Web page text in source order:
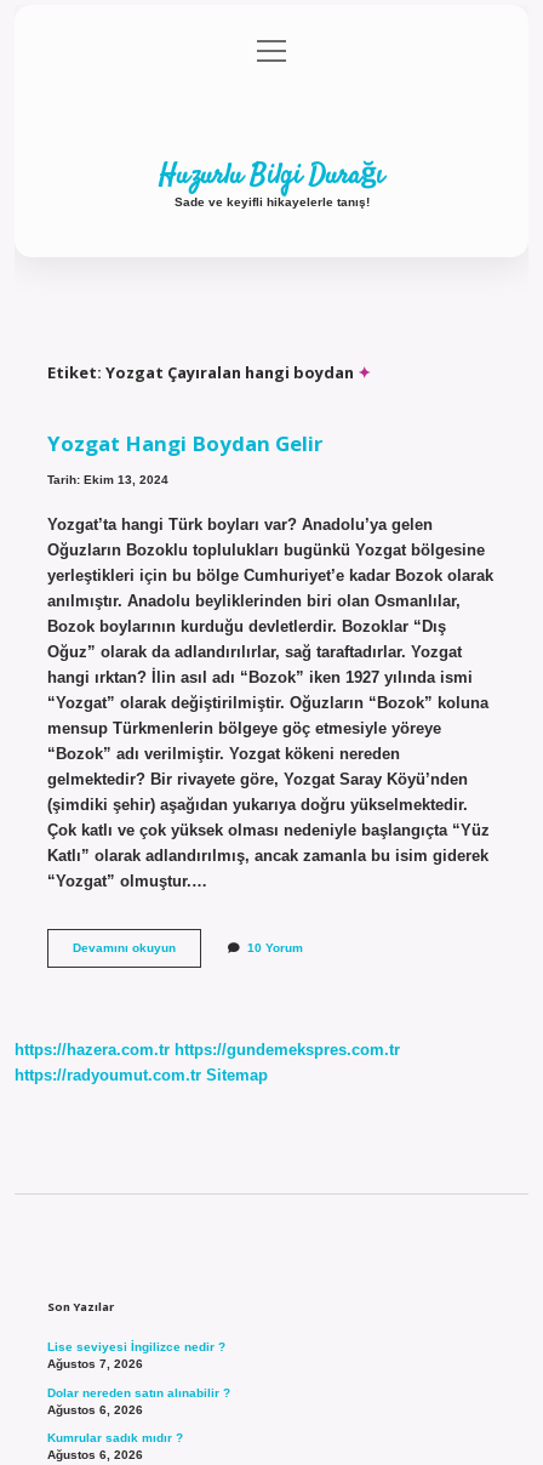
Gizlilik Politikası
menüyü
aç
Huzurlu Bilgi Durağı
Sade ve keyifli hikayelerle tanış!
Etiket: Yozgat Çayıralan hangi boydan
Yozgat Hangi Boydan Gelir
Tarih: Ekim 13, 2024
Yozgat’ta hangi Türk boyları var? Anadolu’ya gelen
Oğuzların Bozoklu toplulukları bugünkü Yozgat bölgesine
yerleştikleri için bu bölge Cumhuriyet’e kadar Bozok olarak
anılmıştır. Anadolu beyliklerinden biri olan Osmanlılar,
Bozok boylarının kurduğu devletlerdir. Bozoklar “Dış
Oğuz” olarak da adlandırılırlar, sağ taraftadırlar. Yozgat
hangi ırktan? İlin asıl adı “Bozok” iken 1927 yılında ismi
“Yozgat” olarak değiştirilmiştir. Oğuzların “Bozok” koluna
mensup Türkmenlerin bölgeye göç etmesiyle yöreye
“Bozok” adı verilmiştir. Yozgat kökeni nereden
gelmektedir? Bir rivayete göre, Yozgat Saray Köyü’nden
(şimdiki şehir) aşağıdan yukarıya doğru yükselmektedir.
Çok katlı ve çok yüksek olması nedeniyle başlangıçta “Yüz
Katlı” olarak adlandırılmış, ancak zamanla bu isim giderek
“Yozgat” olmuştur.…
Devamını okuyunYozgat
10 Yorum
https://hazera.com.tr https://gundemekspres.com.tr
https://radyoumut.com.tr Sitemap
Son Yazılar
Lise seviyesi İngilizce nedir ?
Ağustos 7, 2026
Dolar nereden satın alınabilir ?
Ağustos 6, 2026
Kumrular sadık mıdır ?
Ağustos 6, 2026